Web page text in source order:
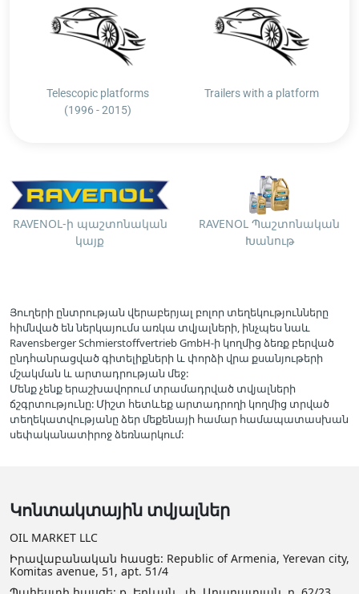
Telescopic platforms
(1996 - 2015)
Trailers with a platform
RAVENOL-ի պաշտոնական
կայք
RAVENOL Պաշտոնական
Խանութ
Յուղերի ընտրության վերաբերյալ բոլոր տեղեկությունները
հիմնված են ներկայումս առկա տվյալների, ինչպես նաև
Ravensberger Schmierstoffvertrieb GmbH-ի կողմից ձեռք բերված
ընդհանրացված գիտելիքների և փորձի վրա քսանյութերի
մշակման և արտադրության մեջ:
Մենք չենք երաշխավորում տրամադրված տվյալների
ճշգրտությունը: Միշտ հետևեք արտադրողի կողմից տրված
տեղեկատվությանը ձեր մեքենայի համար համապատասխան
սեփականատիրոջ ձեռնարկում:
Կոնտակտային տվյալներ
OIL MARKET LLC
Իրավաբանական հասցե: Republic of Armenia, Yerevan city,
Komitas avenue, 51, apt. 51/4